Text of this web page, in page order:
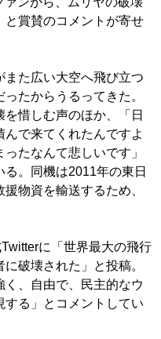
と賞賛のコメントが寄せ
また広い大空へ飛び立つ
たからうるってきた。
惜しむ声のほか、「日
で来てくれたんですよ
たなんて悲しいです」
。同機は2011年の東日
物資を輸送するため、
に「世界最大の飛行
破壊された」と投稿。
く、自由で、民主的なウ
する」とコメントしてい